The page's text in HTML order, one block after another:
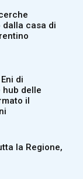
dalla casa di
di
hub delle
il
la Regione,